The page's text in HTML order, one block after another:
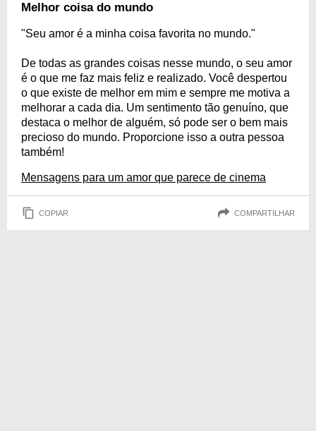
Melhor coisa do mundo
"Seu amor é a minha coisa favorita no mundo."
De todas as grandes coisas nesse mundo, o seu amor
é o que me faz mais feliz e realizado. Você despertou
o que existe de melhor em mim e sempre me motiva a
melhorar a cada dia. Um sentimento tão genuíno, que
destaca o melhor de alguém, só pode ser o bem mais
precioso do mundo. Proporcione isso a outra pessoa
também!
Mensagens para um amor que parece de cinema
COPIAR COMPARTILHAR